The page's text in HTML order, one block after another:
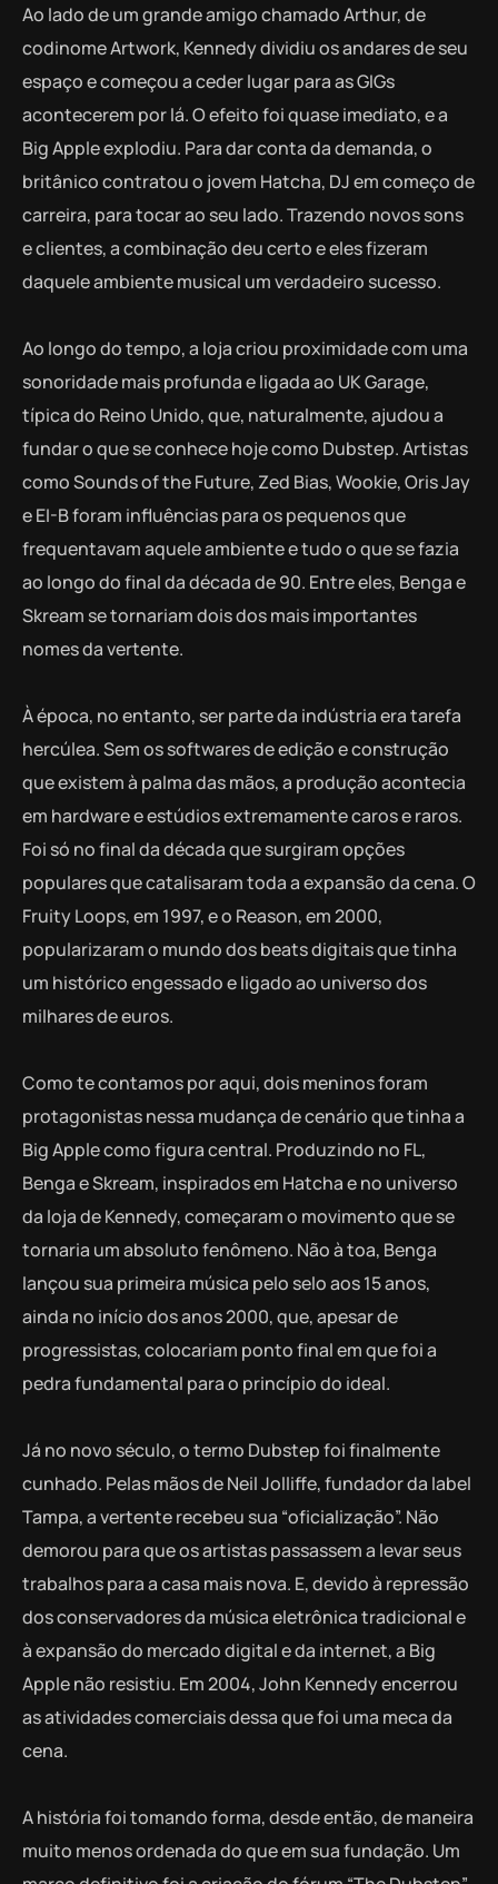
Ao lado de um grande amigo chamado Arthur, de
codinome Artwork, Kennedy dividiu os andares de seu
espaço e começou a ceder lugar para as GIGs
acontecerem por lá. O efeito foi quase imediato, e a
Big Apple explodiu. Para dar conta da demanda, o
britânico contratou o jovem Hatcha, DJ em começo de
carreira, para tocar ao seu lado. Trazendo novos sons
e clientes, a combinação deu certo e eles fizeram
daquele ambiente musical um verdadeiro sucesso.
Ao longo do tempo, a loja criou proximidade com uma
sonoridade mais profunda e ligada ao UK Garage,
típica do Reino Unido, que, naturalmente, ajudou a
fundar o que se conhece hoje como Dubstep. Artistas
como Sounds of the Future, Zed Bias, Wookie, Oris Jay
e EI-B foram influências para os pequenos que
frequentavam aquele ambiente e tudo o que se fazia
ao longo do final da década de 90. Entre eles, Benga e
Skream se tornariam dois dos mais importantes
nomes da vertente.
À época, no entanto, ser parte da indústria era tarefa
hercúlea. Sem os softwares de edição e construção
que existem à palma das mãos, a produção acontecia
em hardware e estúdios extremamente caros e raros.
Foi só no final da década que surgiram opções
populares que catalisaram toda a expansão da cena. O
Fruity Loops, em 1997, e o Reason, em 2000,
popularizaram o mundo dos beats digitais que tinha
um histórico engessado e ligado ao universo dos
milhares de euros.
Como te contamos por aqui, dois meninos foram
protagonistas nessa mudança de cenário que tinha a
Big Apple como figura central. Produzindo no FL,
Benga e Skream, inspirados em Hatcha e no universo
da loja de Kennedy, começaram o movimento que se
tornaria um absoluto fenômeno. Não à toa, Benga
lançou sua primeira música pelo selo aos 15 anos,
ainda no início dos anos 2000, que, apesar de
progressistas, colocariam ponto final em que foi a
pedra fundamental para o princípio do ideal.
Já no novo século, o termo Dubstep foi finalmente
cunhado. Pelas mãos de Neil Jolliffe, fundador da label
Tampa, a vertente recebeu sua “oficialização”. Não
demorou para que os artistas passassem a levar seus
trabalhos para a casa mais nova. E, devido à repressão
dos conservadores da música eletrônica tradicional e
à expansão do mercado digital e da internet, a Big
Apple não resistiu. Em 2004, John Kennedy encerrou
as atividades comerciais dessa que foi uma meca da
cena.
A história foi tomando forma, desde então, de maneira
muito menos ordenada do que em sua fundação. Um